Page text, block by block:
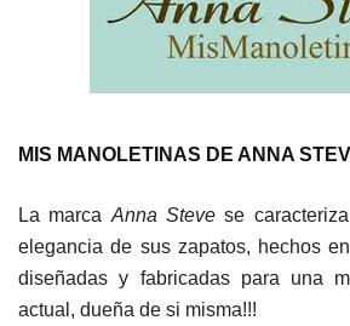
MIS MANOLETINAS DE ANNA
La marca Anna Stevese
elegancia de sus zapatos, hechos
diseñadas y fabricadas para una
actual, dueña de si misma!!!